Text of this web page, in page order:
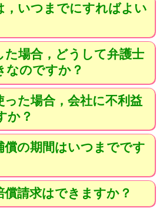
，いつまでにすればよい
た場合，どうして弁護士
なのですか？
った場合，会社に不利益
か？
償の期間はいつまでです
償請求はできますか？